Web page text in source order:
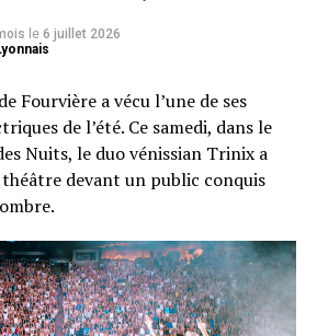
électrique avant
riff
impossible de ne pas s’arrêter
règne sur le site. Guitare en Scène,
annexe qui vaut le détour : de
désaltérer un peu partout mais
de stands qui sort de l’ordinaire
enseignes de vêtements et même
des vinyles.
le 6 juillet 2026
Fourvière a vécu l’une de ses
de l’été. Ce samedi, dans le
Nuits, le duo vénissian Trinix a
devant un public conquis